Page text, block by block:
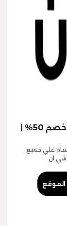
كوبون شي ان | انسخ الكود (wadi) | خصم 50% |
علي جميع
شي ان